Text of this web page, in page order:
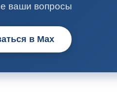
ваши вопросы
в Max